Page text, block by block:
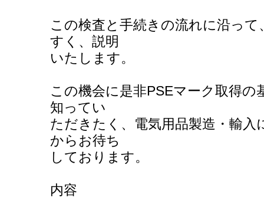
この検査と手続きの流れに沿っ
すく、説明
いたします。
この機会に是非PSEマーク取得
知ってい
ただきたく、電気用品製造・輸入
からお待ち
しております。
内容